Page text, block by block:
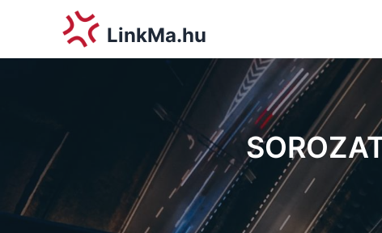
LinkMa.hu